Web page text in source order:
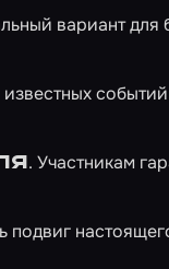
вариант для
. Участникам
подвиг